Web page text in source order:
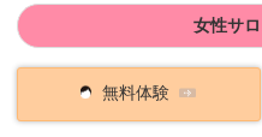
女性サ
無料体験